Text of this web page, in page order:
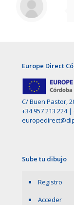
Europe Direct
C/ Buen Pastor,
+34 957 213 224|
Sube tu dibujo
Registro
Acceder